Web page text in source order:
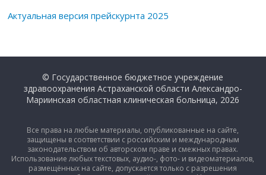
Актуальная версия прейскурнта 2025
© Государственное бюджетное учреждение
здравоохранения Астраханской области Александро-
Мариинская областная клиническая больница, 2026
Все права на любые материалы, опубликованные на сайте,
защищены в соответствии с российским и международным
законодательством об авторском праве и смежных правах.
Использование любых текстовых, аудио-, фото- и видеоматериалов,
размещённых на сайте, допускается только с разрешения